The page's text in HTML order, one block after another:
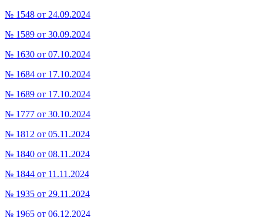
№ 1548 от 24.09.2024
№ 1589 от 30.09.2024
№ 1630 от 07.10.2024
№ 1684 от 17.10.2024
№ 1689 от 17.10.2024
№ 1777 от 30.10.2024
№ 1812 от 05.11.2024
№ 1840 от 08.11.2024
№ 1844 от 11.11.2024
№ 1935 от 29.11.2024
№ 1965 от 06.12.2024